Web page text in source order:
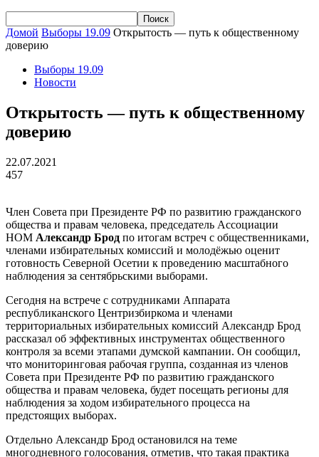
Домой Выборы 19.09 Открытость — путь к общественному
доверию
Выборы 19.09
Новости
Открытость — путь к общественному
доверию
22.07.2021
457
Член Совета при Президенте РФ по развитию гражданского
общества и правам человека, председатель Ассоциации
НОМ Александр Брод по итогам встреч с общественниками,
членами избирательных комиссий и молодёжью оценит
готовность Северной Осетии к проведению масштабного
наблюдения за сентябрьскими выборами.
Сегодня на встрече с сотрудниками Аппарата
республиканского Центризбиркома и членами
территориальных избирательных комиссий Александр Брод
рассказал об эффективных инструментах общественного
контроля за всеми этапами думской кампании. Он сообщил,
что мониторинговая рабочая группа, созданная из членов
Совета при Президенте РФ по развитию гражданского
общества и правам человека, будет посещать регионы для
наблюдения за ходом избирательного процесса на
предстоящих выборах.
Отдельно Александр Брод остановился на теме
многодневного голосования, отметив, что такая практика